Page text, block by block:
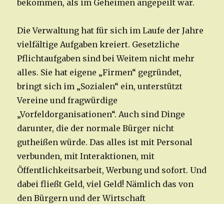
bekommen, als im Geheimen angepeilt war.
Die Verwaltung hat für sich im Laufe der Jahre
vielfältige Aufgaben kreiert. Gesetzliche
Pflichtaufgaben sind bei Weitem nicht mehr
alles. Sie hat eigene „Firmen“ gegründet,
bringt sich im „Sozialen“ ein, unterstützt
Vereine und fragwürdige
„Vorfeldorganisationen“. Auch sind Dinge
darunter, die der normale Bürger nicht
gutheißen würde. Das alles ist mit Personal
verbunden, mit Interaktionen, mit
Öffentlichkeitsarbeit, Werbung und sofort. Und
dabei fließt Geld, viel Geld! Nämlich das von
den Bürgern und der Wirtschaft